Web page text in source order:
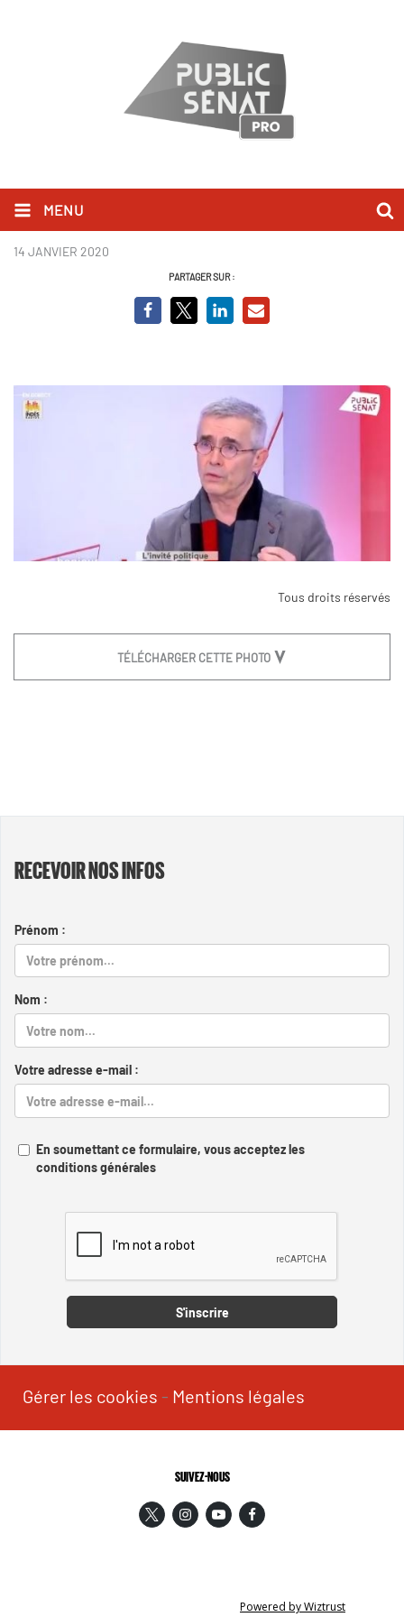
MENU
Yves Veyrier.JPG
14 JANVIER 2020
PARTAGER SUR :
Tous droits réservés
TÉLÉCHARGER CETTE PHOTO
RECEVOIR NOS INFOS
Prénom :
Nom :
Votre adresse e-mail :
En soumettant ce formulaire, vous acceptez les
conditions générales
S'inscrire
Gérer les cookies - Mentions légales
SUIVEZ-NOUS
Powered by Wiztrust